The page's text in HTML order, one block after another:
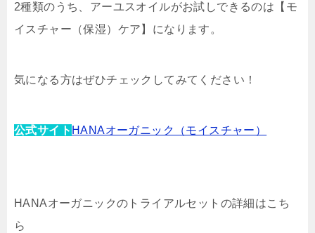
2種類のうち、アーユスオイルがお試しできるのは【 モ
イスチャー（保湿）ケア 】になります。
気になる方はぜひチェックしてみてください！
公式サイト HANAオーガニック（モイスチャー）
HANAオーガニックのトライアルセットの詳細はこち
ら